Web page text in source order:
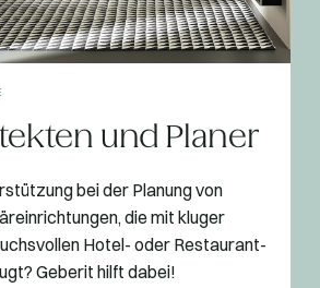
und Planer
bei der Planung von
die mit kluger
Hotel- oder Restaurant-
Geberit hilft dabei!